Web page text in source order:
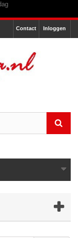
Inloggen
Contact